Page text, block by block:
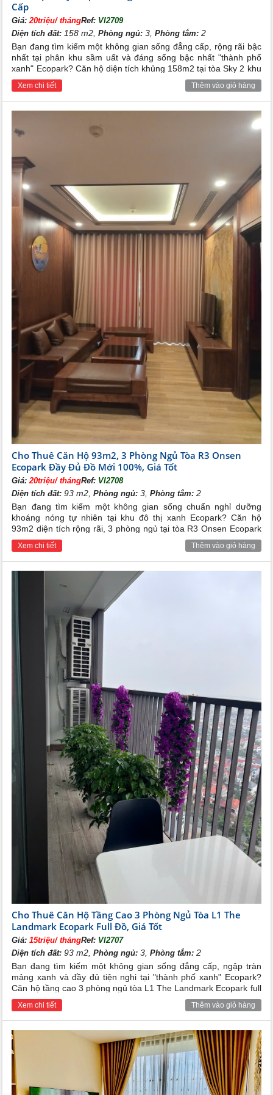
Tiện ích hoàn hảo khu chung cư Ecopark Văn Giang
Cấp
Giá:20triệu/ thángRef: VI2709
Diện tích đất: 158 m2,Phòng ngủ: 3,Phòng tắm: 2
Bạn đang tìm kiếm một không gian sống đẳng cấp, rộng rãi bậc
nhất tại phân khu sầm uất và đáng sống bậc nhất "thành phố
xanh" Ecopark? Căn hộ diện tích khủng 158m2 tại tòa Sky 2 khu
Aquabay Ecopark sở hữu vị trí tầng cao view hồ thoáng đạt, full
nội thất sang trọng chính là lựa chọn hoàn hảo cho gia đình đa
thế hệ hoặc các chuyên gia nước ngoài.
Xem chi tiết Thêm vào giỏ hàng
Cho Thuê Căn Hộ 93m2, 3 Phòng Ngủ Tòa R3 Onsen
Ecopark Đầy Đủ Đồ Mới 100%, Giá Tốt
Giá:20triệu/ thángRef: VI2708
Diện tích đất: 93 m2,Phòng ngủ: 3,Phòng tắm: 2
Bạn đang tìm kiếm một không gian sống chuẩn nghỉ dưỡng
khoáng nóng tự nhiên tại khu đô thị xanh Ecopark? Căn hộ
93m2 diện tích rộng rãi, 3 phòng ngủ tại tòa R3 Onsen Ecopark
với đầy đủ nội thất cao cấp đang cần cho thuê gấp với mức giá
ưu đãi nhất thị trường.
Xem chi tiết Thêm vào giỏ hàng
Cho Thuê Căn Hộ Tầng Cao 3 Phòng Ngủ Tòa L1 The
Landmark Ecopark Full Đồ, Giá Tốt
Giá:15triệu/ thángRef: VI2707
Diện tích đất: 93 m2,Phòng ngủ: 3,Phòng tắm: 2
Bạn đang tìm kiếm một không gian sống đẳng cấp, ngập tràn
mảng xanh và đầy đủ tiện nghi tại "thành phố xanh" Ecopark?
Căn hộ tầng cao 3 phòng ngủ tòa L1 The Landmark Ecopark full
đồ với mức giá cho thuê cực kỳ hấp dẫn chính là sự lựa chọn
hoàn hảo dành cho gia đình bạn.
Xem chi tiết Thêm vào giỏ hàng